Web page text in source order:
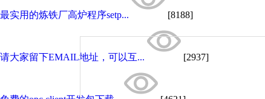
最实用的炼铁厂高炉程序setp... [8188]
请大家留下EMAIL地址，可以互... [2937]